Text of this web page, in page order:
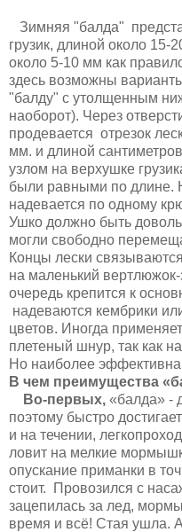
Зимняя "балда"
грузик, длиной около
около 5-10 мм как
здесь возможны
"балду" с утолщенным
наоборот). Через
продевается отрезок
мм. и длиной
узлом на верхушке
были равными по длине.
надевается по одному
Ушко должно быть
могли свободно
Концы лески
на маленький
очередь крепится к
надеваются кембрики
цветов. Иногда
плетеный шнур, так как
Но наиболее
В чем преимущества
Во-первых, «балда» -
поэтому быстро
и на течении,
ловит на мелкие
опускание приманки в
стоит. Провозился с
зацепилась за лед,
время и всё! Стая ушла.